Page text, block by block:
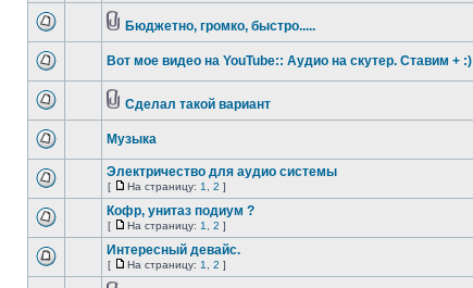
Бюджетно, громко, быстро.....
Вот мое видео на YouTube:: Аудио на скутер. Ставим + :)
Сделал такой вариант
Музыка
Электричество для аудио системы
[ На страницу: 1 2 ]
Кофр, унитаз подиум ?
[ На страницу: 1 2 ]
Интересный девайс.
[ На страницу: 1 2 ]